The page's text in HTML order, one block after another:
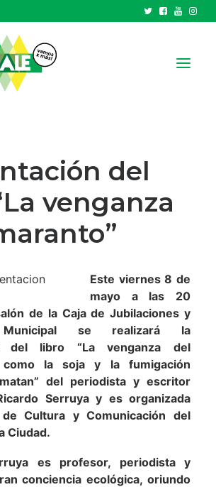
del
venganza
Este viernes 8 de
mayo a las 20
de la Caja de Jubilaciones y
Municipal se realizará la
del libro “La venganza del
la soja y la fumigación
del periodista y escritor
Serruya y es organizada
Cultura y Comunicación del
Ciudad.
es profesor, periodista y
conciencia ecológica, oriundo